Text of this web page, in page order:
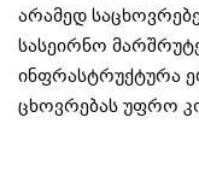
არამედ
სასეირნო
ინფრასტრუქტურა
ცხოვრებას უფრო